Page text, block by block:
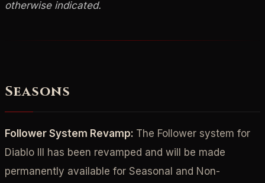
otherwise indicated.
Seasons
Follower System Revamp: The Follower system for
Diablo III has been revamped and will be made
permanently available for Seasonal and Non-